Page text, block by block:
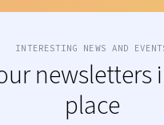
INTERESTING NEWS AND
newsletters
place